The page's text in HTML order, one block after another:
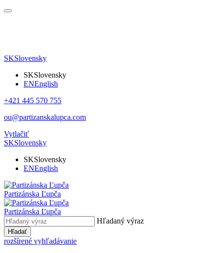
SKSlovensky
SKSlovensky
ENEnglish
+421 445 570 755
ou@partizanskalupca.com
Vytlačiť
SKSlovensky
SKSlovensky
ENEnglish
Partizánska Ľupča
Partizánska Ľupča
Hľadaný výraz
Hľadať
rozšírené vyhľadávanie